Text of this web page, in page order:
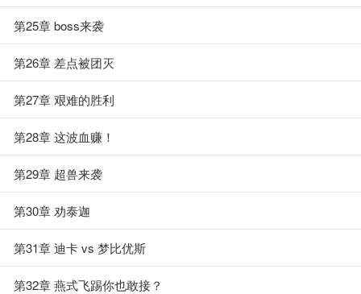
第25章 boss来袭
第26章 差点被团灭
第27章 艰难的胜利
第28章 这波血赚！
第29章 超兽来袭
第30章 劝泰迦
第31章 迪卡 vs 梦比优斯
第32章 燕式飞踢你也敢接？